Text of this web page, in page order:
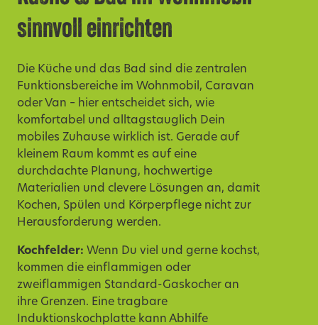
sinnvoll einrichten
Die Küche und das Bad sind die zentralen
Funktionsbereiche im Wohnmobil, Caravan
oder Van – hier entscheidet sich, wie
komfortabel und alltagstauglich Dein
mobiles Zuhause wirklich ist. Gerade auf
kleinem Raum kommt es auf eine
durchdachte Planung, hochwertige
Materialien und clevere Lösungen an, damit
Kochen, Spülen und Körperpflege nicht zur
Herausforderung werden.
Kochfelder: Wenn Du viel und gerne kochst,
kommen die einflammigen oder
zweiflammigen Standard-Gaskocher an
ihre Grenzen. Eine tragbare
Induktionskochplatte kann Abhilfe